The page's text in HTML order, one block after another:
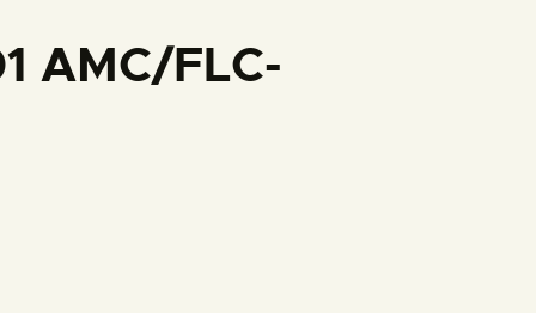
AMC/FLC-